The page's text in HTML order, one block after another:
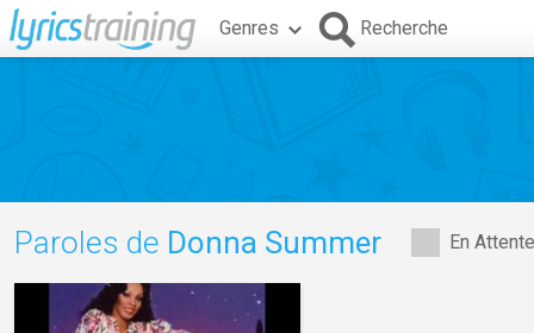
Genres Recherche
En
Paroles de Donna Summer